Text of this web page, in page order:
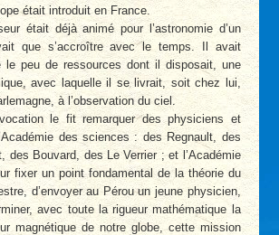
était introduit en France.
était déjà animé pour l’astronomie d’un
que s’accroître avec le temps. Il avait
le peu de ressources dont il disposait, une
avec laquelle il se livrait, soit chez lui,
à l’observation du ciel.
le fit remarquer des physiciens et
des sciences : des Regnault, des
des Bouvard, des Le Verrier ; et l’Académie
fixer un point fondamental de la théorie du
d’envoyer au Pérou un jeune physicien,
avec toute la rigueur mathématique la
magnétique de notre globe, cette mission